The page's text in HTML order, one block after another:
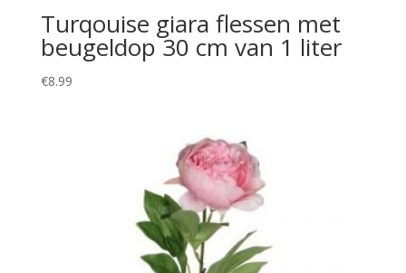
Turqouise giara flessen met
beugeldop 30 cm van 1 liter
€8.99